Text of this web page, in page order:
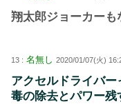
翔太郎ジョーカーも
13 : 名無し 2020/01/07(火)
アクセルドライバ
毒の除去とパワー